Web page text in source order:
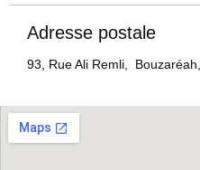
Adresse postale
93, Rue Ali Remli,